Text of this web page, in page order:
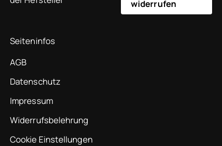
widerrufen
Seiteninfos
AGB
Datenschutz
Impressum
Widerrufsbelehrung
Cookie Einstellungen